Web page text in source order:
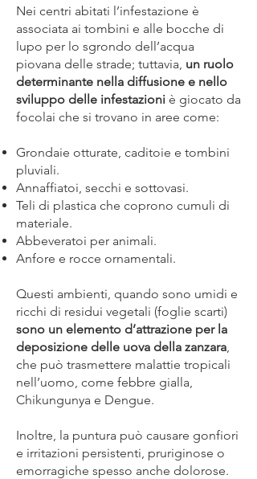
Nei centri abitati l’infestazione è
associata ai tombini e alle bocche di
lupo per lo sgrondo dell’acqua
piovana delle strade; tuttavia, un ruolo
determinante nella diffusione e nello
sviluppo delle infestazioni è giocato da
focolai che si trovano in aree come:
Grondaie otturate, caditoie e tombini
pluviali.
Annaffiatoi, secchi e sottovasi.
Teli di plastica che coprono cumuli di
materiale.
Abbeveratoi per animali.
Anfore e rocce ornamentali.
Questi ambienti, quando sono umidi e
ricchi di residui vegetali (foglie scarti)
sono un elemento d’attrazione per la
deposizione delle uova della zanzara,
che può trasmettere malattie tropicali
nell’uomo, come febbre gialla,
Chikungunya e Dengue.
Inoltre, la puntura può causare gonfiori
e irritazioni persistenti, pruriginose o
emorragiche spesso anche dolorose.